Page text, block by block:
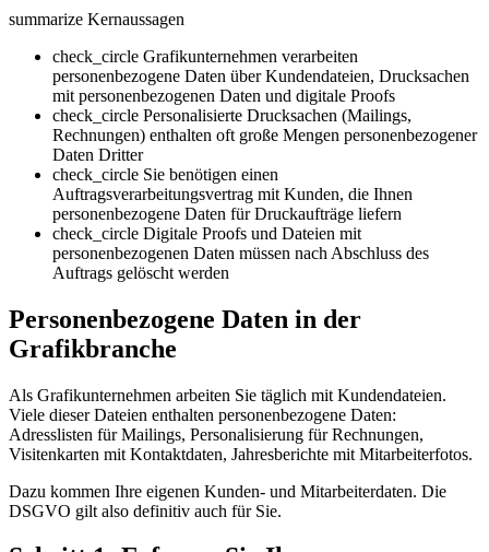
summarize Kernaussagen
check_circle Grafikunternehmen verarbeiten
personenbezogene Daten über Kundendateien, Drucksachen
mit personenbezogenen Daten und digitale Proofs
check_circle Personalisierte Drucksachen (Mailings,
Rechnungen) enthalten oft große Mengen personenbezogener
Daten Dritter
check_circle Sie benötigen einen
Auftragsverarbeitungsvertrag mit Kunden, die Ihnen
personenbezogene Daten für Druckaufträge liefern
check_circle Digitale Proofs und Dateien mit
personenbezogenen Daten müssen nach Abschluss des
Auftrags gelöscht werden
Personenbezogene Daten in der
Grafikbranche
Als Grafikunternehmen arbeiten Sie täglich mit Kundendateien.
Viele dieser Dateien enthalten personenbezogene Daten:
Adresslisten für Mailings, Personalisierung für Rechnungen,
Visitenkarten mit Kontaktdaten, Jahresberichte mit Mitarbeiterfotos.
Dazu kommen Ihre eigenen Kunden- und Mitarbeiterdaten. Die
DSGVO gilt also definitiv auch für Sie.